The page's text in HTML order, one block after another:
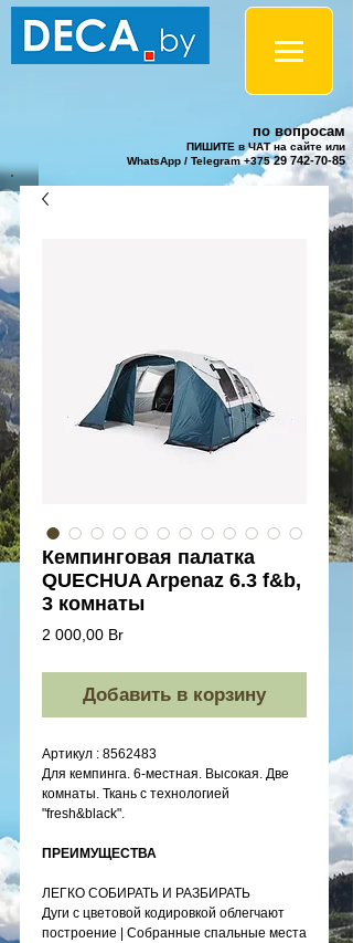
по вопросам
ПИШИТЕ в ЧАТ на сайте или
WhatsApp / Telegram +37529 742-70-85
Кемпинговая палатка
QUECHUA Arpenaz 6.3 f&b,
3 комнаты
2 000,00 BrЦена
Добавить в корзину
Артикул : 8562483
Для кемпинга. 6-местная. Высокая. Две
комнаты. Ткань с технологией
"fresh&black".
ПРЕИМУЩЕСТВА
ЛЕГКО СОБИРАТЬ И РАЗБИРАТЬ
Дуги с цветовой кодировкой облегчают
построение | Собранные спальные места